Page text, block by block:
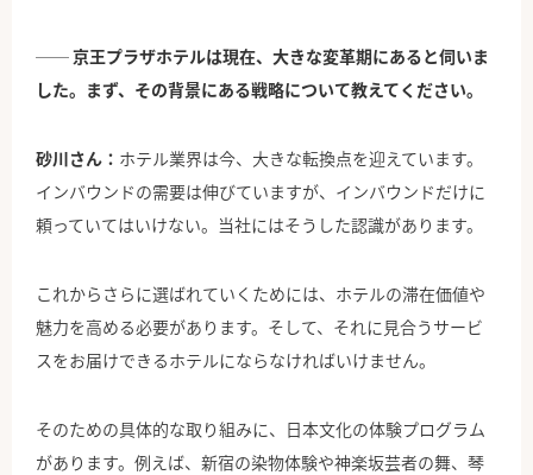
── 京王プラザホテルは現在、大きな変革期にあると伺いま
した。まず、その背景にある戦略について教えてください。
砂川さん： ホテル業界は今、大きな転換点を迎えています。
インバウンドの需要は伸びていますが、インバウンドだけに
頼っていてはいけない。当社にはそうした認識があります。
これからさらに選ばれていくためには、ホテルの滞在価値や
魅力を高める必要があります。そして、それに見合うサービ
スをお届けできるホテルにならなければいけません。
そのための具体的な取り組みに、日本文化の体験プログラム
があります。例えば、新宿の染物体験や神楽坂芸者の舞、琴